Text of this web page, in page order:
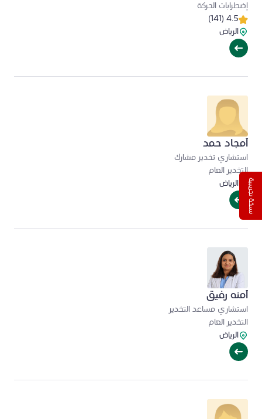
إضطرابات الحركة
4.5 (141)
الرياض
آمجاد حمد
استشاري تخدير مشارك
التخدير العام
الرياض
آمنه رفيق
استشاري مساعد التخدير
التخدير العام
الرياض
نسخة تجريبية